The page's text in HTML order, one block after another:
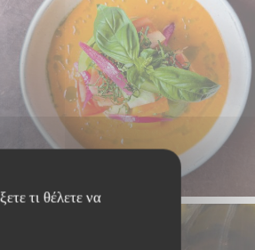
τι θέλετε να